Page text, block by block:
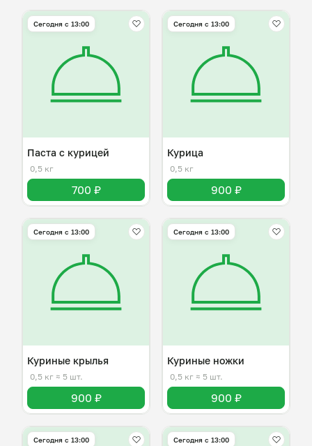
Сегодня с 13:00
Паста с курицей
0,5 кг
700 ₽
Сегодня с 13:00
Курица
0,5 кг
900 ₽
Сегодня с 13:00
Куриные крылья
0,5 кг ≈ 5 шт.
900 ₽
Сегодня с 13:00
Куриные ножки
0,5 кг ≈ 5 шт.
900 ₽
Сегодня с 13:00 Сегодня с 13:00